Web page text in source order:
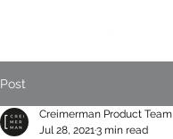
Post
Creimerman Product Team
Jul 28, 20213 min read